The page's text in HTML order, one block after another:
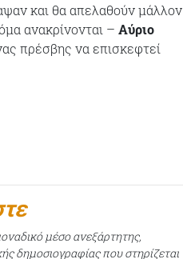
και θα απελαθούν μάλλον
ανακρίνονται – Aύριο
πρέσβης να επισκεφτεί
μέσο ανεξάρτητης,
δημοσιογραφίας που στηρίζεται